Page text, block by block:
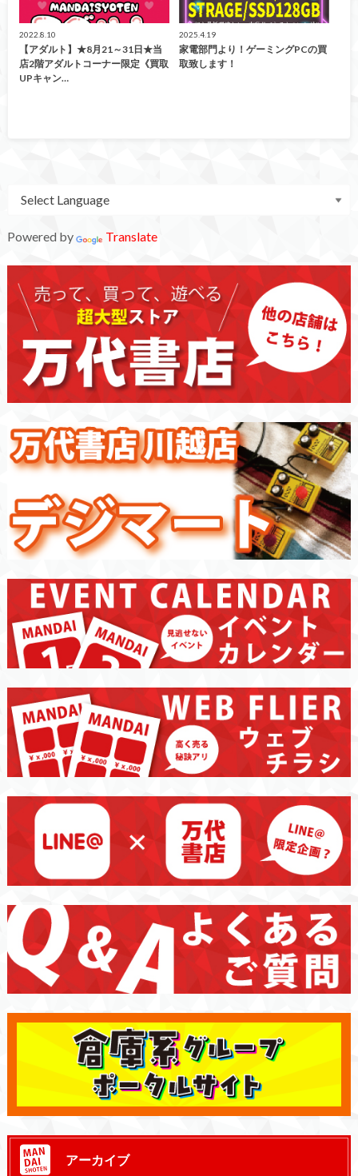
2022.8.10
【アダルト】★8月21～31日★当
店2階アダルトコーナー限定《買取
UPキャン…
2025.4.19
家電部門より！ゲーミングPCの買
取致します！
Powered by Translate
アーカイブ